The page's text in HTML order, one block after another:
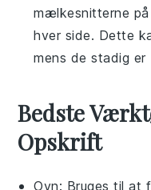
mælkesnitterne
hver side. Dette
mens de stadig er
Bedste
Opskrift
Ovn: Bruges til at